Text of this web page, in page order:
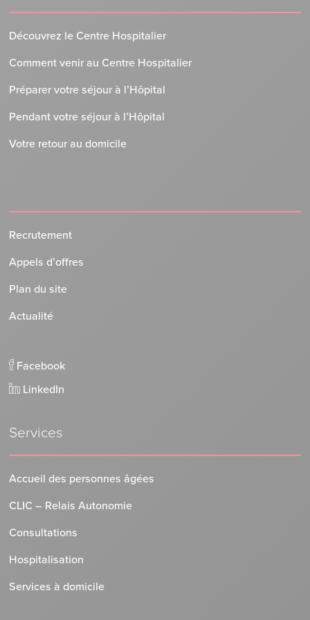
Découvrez le Centre Hospitalier
Comment venir au Centre Hospitalier
Préparer votre séjour à l’Hôpital
Pendant votre séjour à l’Hôpital
Votre retour au domicile
Recrutement
Appels d’offres
Plan du site
Actualité
Facebook
LinkedIn
Services
Accueil des personnes âgées
CLIC – Relais Autonomie
Consultations
Hospitalisation
Services à domicile